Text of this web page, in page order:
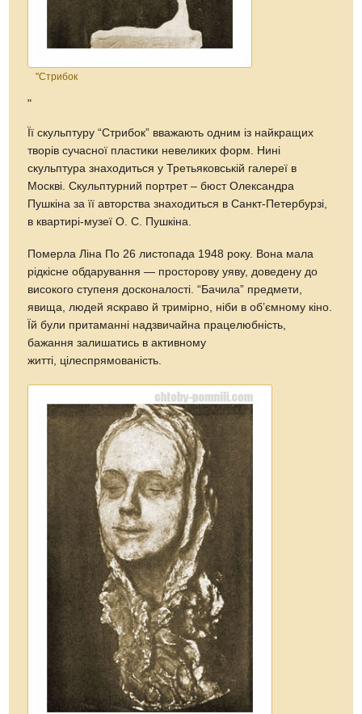
"Стрибок
"
Її скульптуру “Стрибок” вважають одним із найкращих
творів сучасної пластики невеликих форм. Нині
скульптура знаходиться у Третьяковській галереї в
Москві. Скульптурний портрет – бюст Олександра
Пушкіна за її авторства знаходиться в Санкт-Петербурзі,
в квартирі-музеї О. С. Пушкіна.
Померла Ліна По 26 листопада 1948 року. Вона мала
рідкісне обдарування — просторову уяву, доведену до
високого ступеня досконалості. “Бачила” предмети,
явища, людей яскраво й тримірно, ніби в об’ємному кіно.
Їй були притаманні надзвичайна працелюбність,
бажання залишатись в активному
житті, цілеспрямованість.